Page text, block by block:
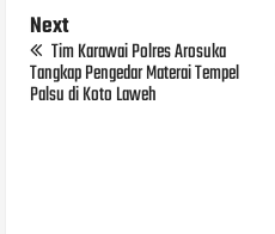
Next
Tim Karawai Polres Arosuka
Tangkap Pengedar Materai Tempel
Palsu di Koto Laweh